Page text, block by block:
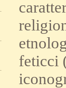
feticci